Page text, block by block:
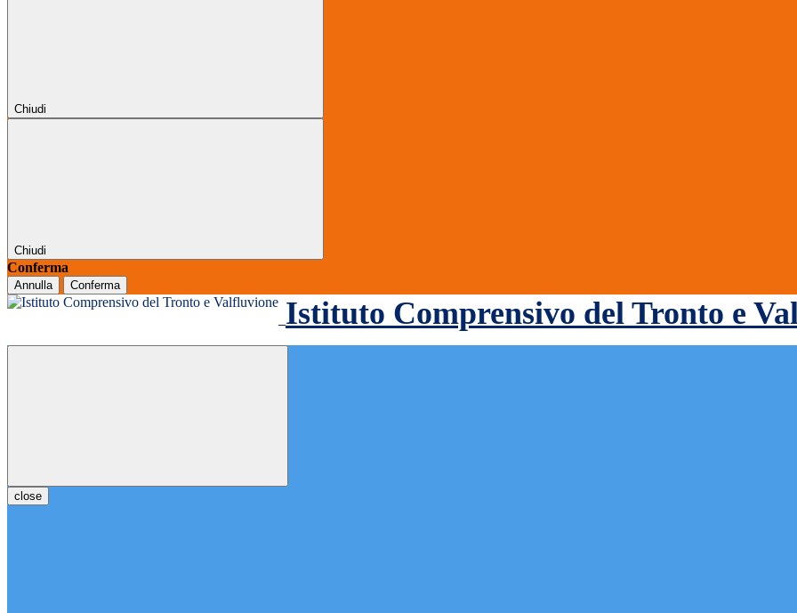
Chiudi
Chiudi
Conferma
Annulla Conferma
Istituto Comprensivo del Tronto e
close